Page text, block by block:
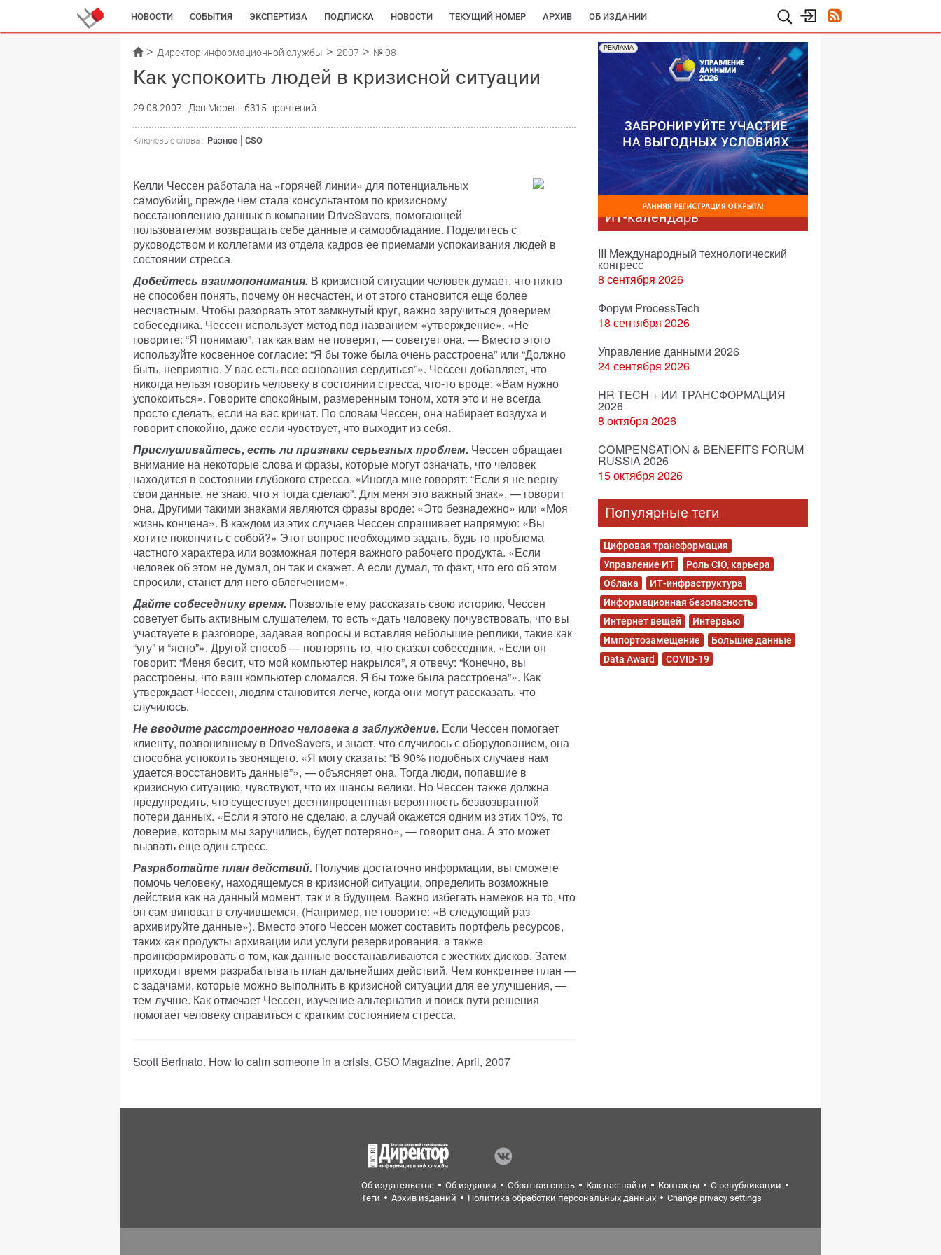
НОВОСТИ СОБЫТИЯ ЭКСПЕРТИЗА ПОДПИСКА НОВОСТИ ТЕКУЩИЙ НОМЕР АРХИВ ОБ ИЗДАНИИ
Директор информационной службы 2007 № 08
Как успокоить людей в кризисной ситуации
29.08.2007 Дэн Морен 6315 прочтений
Ключевые слова : Разное CSO
Келли Чессен работала на «горячей линии» для потенциальных
самоубийц, прежде чем стала консультантом по кризисному
восстановлению данных в компании DriveSavers, помогающей
пользователям возвращать себе данные и самообладание. Поделитесь с
руководством и коллегами из отдела кадров ее приемами успокаивания людей в
состоянии стресса.
Добейтесь взаимопонимания. В кризисной ситуации человек думает, что никто
не способен понять, почему он несчастен, и от этого становится еще более
несчастным. Чтобы разорвать этот замкнутый круг, важно заручиться доверием
собеседника. Чессен использует метод под названием «утверждение». «Не
говорите: “Я понимаю”, так как вам не поверят, — советует она. — Вместо этого
используйте косвенное согласие: “Я бы тоже была очень расстроена” или “Должно
быть, неприятно. У вас есть все основания сердиться”». Чессен добавляет, что
никогда нельзя говорить человеку в состоянии стресса, что-то вроде: «Вам нужно
успокоиться». Говорите спокойным, размеренным тоном, хотя это и не всегда
просто сделать, если на вас кричат. По словам Чессен, она набирает воздуха и
говорит спокойно, даже если чувствует, что выходит из себя.
Прислушивайтесь, есть ли признаки серьезных проблем. Чессен обращает
внимание на некоторые слова и фразы, которые могут означать, что человек
находится в состоянии глубокого стресса. «Иногда мне говорят: “Если я не верну
свои данные, не знаю, что я тогда сделаю”. Для меня это важный знак», — говорит
она. Другими такими знаками являются фразы вроде: «Это безнадежно» или «Моя
жизнь кончена». В каждом из этих случаев Чессен спрашивает напрямую: «Вы
хотите покончить с собой?» Этот вопрос необходимо задать, будь то проблема
частного характера или возможная потеря важного рабочего продукта. «Если
человек об этом не думал, он так и скажет. А если думал, то факт, что его об этом
спросили, станет для него облегчением».
Дайте собеседнику время. Позвольте ему рассказать свою историю. Чессен
советует быть активным слушателем, то есть «дать человеку почувствовать, что вы
участвуете в разговоре, задавая вопросы и вставляя небольшие реплики, такие как
“угу” и “ясно”». Другой способ — повторять то, что сказал собеседник. «Если он
говорит: “Меня бесит, что мой компьютер накрылся”, я отвечу: “Конечно, вы
расстроены, что ваш компьютер сломался. Я бы тоже была расстроена”». Как
утверждает Чессен, людям становится легче, когда они могут рассказать, что
случилось.
Не вводите расстроенного человека в заблуждение. Если Чессен помогает
клиенту, позвонившему в DriveSavers, и знает, что случилось с оборудованием, она
способна успокоить звонящего. «Я могу сказать: “В 90% подобных случаев нам
удается восстановить данные”», — объясняет она. Тогда люди, попавшие в
кризисную ситуацию, чувствуют, что их шансы велики. Но Чессен также должна
предупредить, что существует десятипроцентная вероятность безвозвратной
потери данных. «Если я этого не сделаю, а случай окажется одним из этих 10%, то
доверие, которым мы заручились, будет потеряно», — говорит она. А это может
вызвать еще один стресс.
Разработайте план действий. Получив достаточно информации, вы сможете
помочь человеку, находящемуся в кризисной ситуации, определить возможные
действия как на данный момент, так и в будущем. Важно избегать намеков на то, что
он сам виноват в случившемся. (Например, не говорите: «В следующий раз
архивируйте данные»). Вместо этого Чессен может составить портфель ресурсов,
таких как продукты архивации или услуги резервирования, а также
проинформировать о том, как данные восстанавливаются с жестких дисков. Затем
приходит время разрабатывать план дальнейших действий. Чем конкретнее план —
с задачами, которые можно выполнить в кризисной ситуации для ее улучшения, —
тем лучше. Как отмечает Чессен, изучение альтернатив и поиск пути решения
помогает человеку справиться с кратким состоянием стресса.
Scott Berinato. How to calm someone in a crisis. CSO Magazine. April, 2007
РЕКЛАМА
ИТ-календарь
III Международный технологический
конгресс
8 сентября 2026
Форум ProcessTech
18 сентября 2026
Управление данными 2026
24 сентября 2026
HR TECH + ИИ ТРАНСФОРМАЦИЯ
2026
8 октября 2026
COMPENSATION & BENEFITS FORUM
RUSSIA 2026
15 октября 2026
Популярные теги
Цифровая трансформация
Управление ИТ
Роль CIO, карьера
Облака
ИТ-инфраструктура
Информационная безопасность
Интернет вещей
Интервью
Импортозамещение
Большие данные
Data Award
COVID-19
Об издательстве Об издании Обратная связь Как нас найти Контакты
О републикации
Теги
Архив изданий Политика обработки персональных данных Change privacy settings